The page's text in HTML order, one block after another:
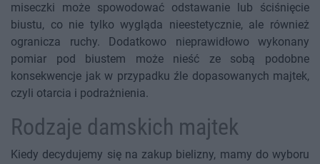
miseczki może spowodować odstawanie lub ściśnięcie
biustu, co nie tylko wygląda nieestetycznie, ale również
ogranicza ruchy. Dodatkowo nieprawidłowo wykonany
pomiar pod biustem może nieść ze sobą podobne
konsekwencje jak w przypadku źle dopasowanych majtek,
czyli otarcia i podrażnienia.
Rodzaje damskich majtek
Kiedy decydujemy się na zakup bielizny, mamy do wyboru